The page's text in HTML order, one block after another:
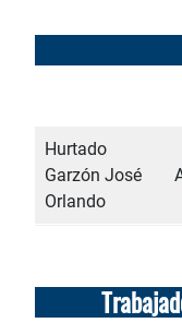
Hurtado
Garzón José
Orlando